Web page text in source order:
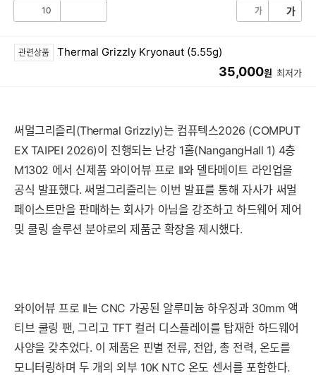
10 가 가
관련상품 Thermal Grizzly Kryonaut (5.55g)
35,000원 최저가
써멀그리즐리(Thermal Grizzly)는 컴퓨텍스2026 (COMPUT
EX TAIPEI 2026)이 진행되는 난강 1홀(NangangHall 1) 4층
M1302 에서 신제품 와이어뷰 프로 II와 델타메이트 라인업을
공식 발표했다. 써멀그리즐리는 이번 발표를 통해 자사가 써멀
페이스트만을 판매하는 회사가 아님을 강조하고 하드웨어 제어
및 쿨링 솔루션 분야로의 제품군 확장을 제시했다.
와이어뷰 프로 II는 CNC 가공된 알루미늄 하우징과 30mm 액
티브 쿨링 팬, 그리고 TFT 컬러 디스플레이를 탑재한 하드웨어
사양을 갖추었다. 이 제품은 핀별 전류, 전압, 총 전력, 온도를
모니터링하며 두 개의 외부 10K NTC 온도 센서를 포함한다.